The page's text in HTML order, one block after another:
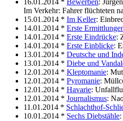
Im Verkehr: Fahrer flüchteten
15.01.2014 * Im Keller:
14.01.2014 * Erste
14.01.2014 * Erste Eindrücke:
14.01.2014 * Erste Einblicke:
13.01.2014 * Deutsche und
13.01.2014 * Diebe und
12.01.2014 * Kleptomanie:
12.01.2014 * Pyromanie:
12.01.2014 * Havarie:
12.01.2014 * Journalismus:
11.01.2014 * Schlachthof-
10.01.2014 * Sechs Diebstähle